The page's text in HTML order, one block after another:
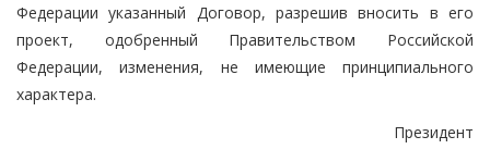
Федерации указанный Договор, разрешив вносить в его
проект, одобренный Правительством Российской
Федерации, изменения, не имеющие принципиального
характера.
Президент